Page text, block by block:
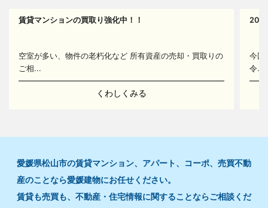
賃貸マンションの買取り強化中！！
空室が多い、物件の老朽化など 所有資産の売却・買取りの
ご相...
くわしくみる
今回
令...
愛媛県松山市の賃貸マンション、アパート、コーポ、売買不動
産のことなら愛媛建物にお任せください。
賃貸も売買も、不動産・住宅情報に関することならご相談くだ